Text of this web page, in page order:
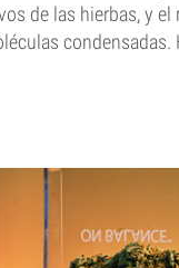
de las hierbas, y el
condensadas.